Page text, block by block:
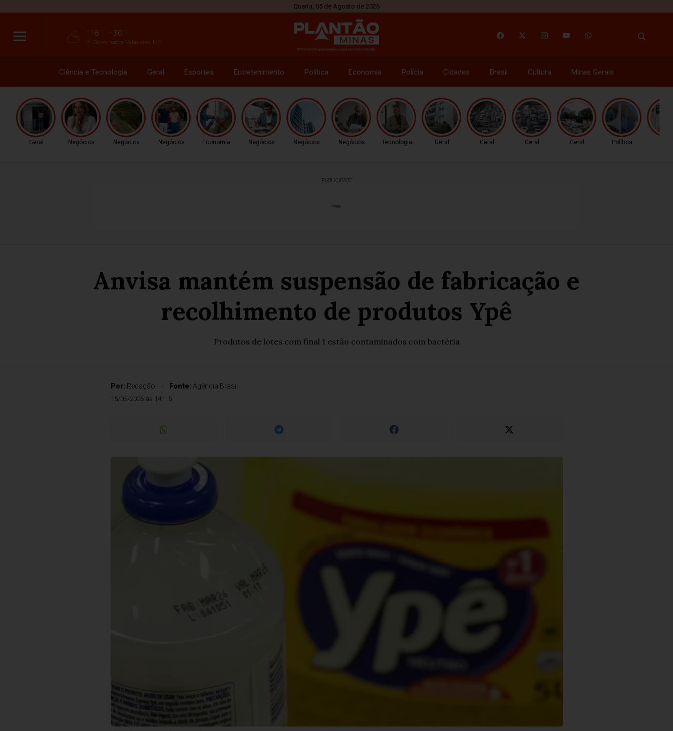
Quarta, 05 de Agosto de 2026
18 30
Governador Valadares, MG
Ciência e Tecnologia Geral Esportes Entretenimento Política Economia Polícia Cidades Brasil Cultura Minas Gerais
Geral Negócios Negócios Negócios Economia Negócios Negócios Negócios Tecnologia Geral Geral Geral Geral Política
PUBLICIDADE
Anvisa mantém suspensão de fabricação e
recolhimento de produtos Ypê
Produtos de lotes com final 1 estão contaminados com bactéria
Por: Redação Fonte: Agência Brasil
15/05/2026 às 14h15